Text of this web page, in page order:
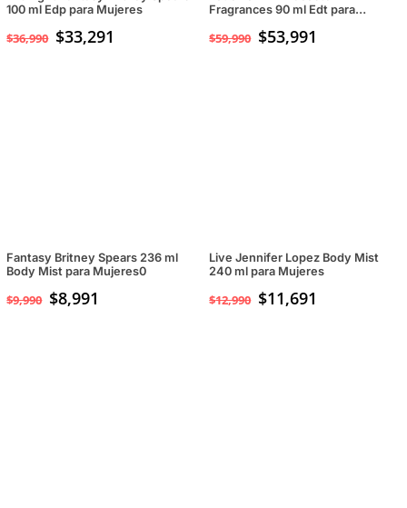
100 ml Edp para Mujeres
$36,990 $33,291
Fragrances 90 ml Edt para
$59,990 $53,991
Fantasy Britney Spears 236 ml
Body Mist para Mujeres0
$9,990 $8,991
Live Jennifer Lopez Body Mist
240 ml para Mujeres
$12,990 $11,691